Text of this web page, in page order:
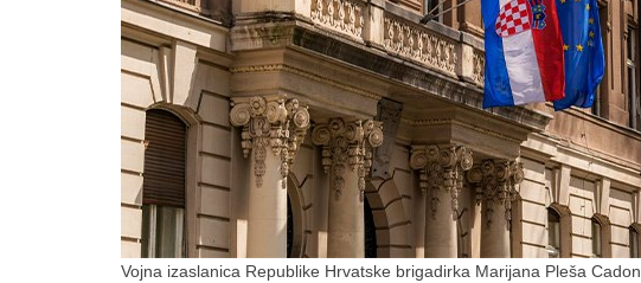
Vojna izaslanica Republike Hrvatske brigadirka Marijana Pleša